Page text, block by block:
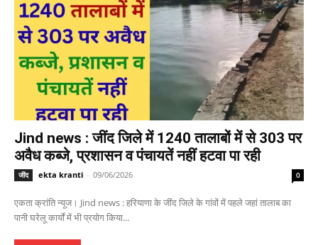
Jind news : जींद जिले में 1240 तालाबों में से 303 पर
अवैध कब्जे, प्रशासन व पंचायतें नहीं हटवा पा रही
जींद ekta kranti - 09/06/2026 0
एकता क्रांति न्यूज। Jind news : हरियाणा के जींद जिले के गांवों में पहले जहां तालाब का
पानी घरेलू कार्यों में भी प्रयोग किया...